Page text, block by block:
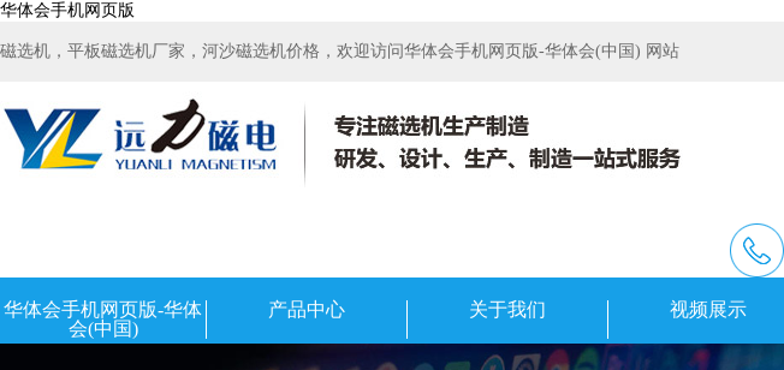
华体会手机网页版
磁选机，平板磁选机厂家，河沙磁选机价格，欢迎访问华体会手机网页版-华体会(中国) 网站
华体会手机网页版-华体
会(中国)
产品中心 关于我们 视频展示